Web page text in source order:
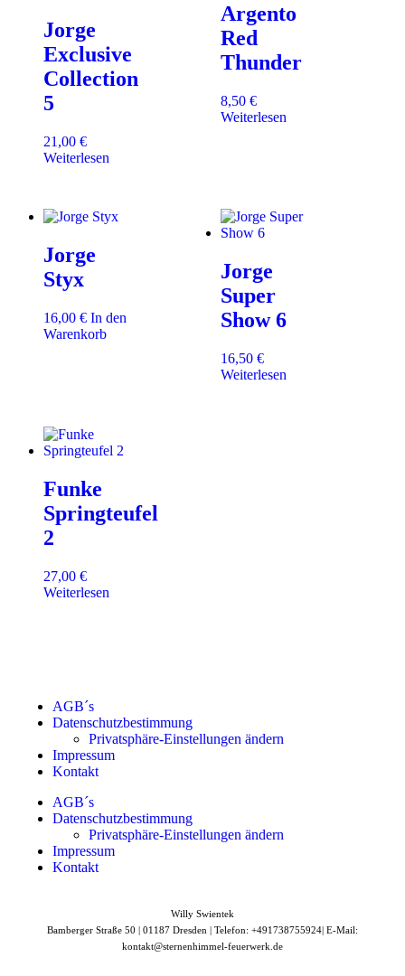
Jorge
Exclusive
Collection
5
21,00 €
Weiterlesen
Argento
Red
Thunder
8,50 €
Weiterlesen
Jorge
Styx
16,00 € In den
Warenkorb
Jorge
Super
Show 6
16,50 €
Weiterlesen
Funke
Springteufel
2
27,00 €
Weiterlesen
AGB´s
Datenschutzbestimmung
Privatsphäre-Einstellungen ändern
Impressum
Kontakt
AGB´s
Datenschutzbestimmung
Privatsphäre-Einstellungen ändern
Impressum
Kontakt
Willy Swientek
Bamberger Straße 50 | 01187 Dresden | Telefon: +491738755924| E-Mail:
kontakt@sternenhimmel-feuerwerk.de